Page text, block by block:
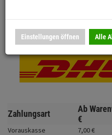
Anmelden | Registrieren
DHL National
Zahlungsart Ab
€
Vorauskasse 7,00€
Einstellungen öffnen Alle